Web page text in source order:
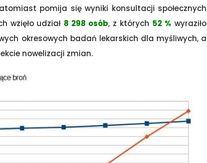
pomija się wyniki konsultacji społecznych
wzięło udział 8 298 osób, z których 52 % wyraziło
okresowych badań lekarskich dla myśliwych, a
nowelizacji zmian.